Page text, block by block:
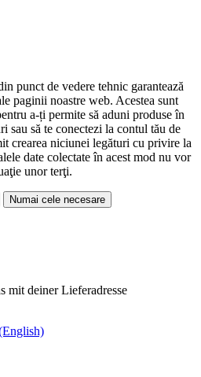
punct de vedere tehnic garantează
paginii noastre web. Acestea sunt
a-ți permite să aduni produse în
sau să te conectezi la contul tău de
crearea niciunei legături cu privire la
date colectate în acest mod nu vor
unor terţi.
Numai cele necesare
mit deiner Lieferadresse